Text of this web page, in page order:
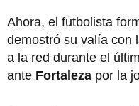
Ahora, el futbolista
demostró su valía con
a la red durante el
ante Fortaleza por la